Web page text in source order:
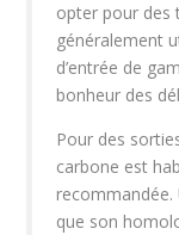
opter pour des
généralement
d’entrée de
bonheur des
Pour des
carbone est
recommandée.
que son